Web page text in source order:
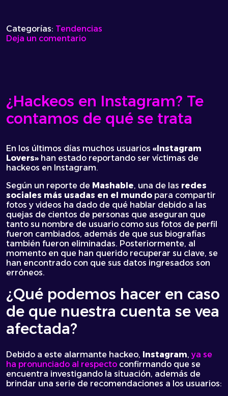
Categorías: Tendencias
Deja un comentarioon
a
Chile
¿Hackeos en Instagram? Te
contamos de qué se trata
En los últimos días muchos usuarios «Instagram
Lovers» han estado reportando ser víctimas de
hackeos en Instagram.
Según un reporte de Mashable, una de las redes
sociales más usadas en el mundo para compartir
fotos y videos ha dado de qué hablar debido a las
quejas de cientos de personas que aseguran que
tanto su nombre de usuario como sus fotos de perfil
fueron cambiados, además de que sus biografías
también fueron eliminadas. Posteriormente, al
momento en que han querido recuperar su clave, se
han encontrado con que sus datos ingresados son
erróneos.
¿Qué podemos hacer en caso
de que nuestra cuenta se vea
afectada?
Debido a este alarmante hackeo, Instagram, ya se
ha pronunciado al respecto confirmando que se
encuentra investigando la situación, además de
brindar una serie de recomendaciones a los usuarios: